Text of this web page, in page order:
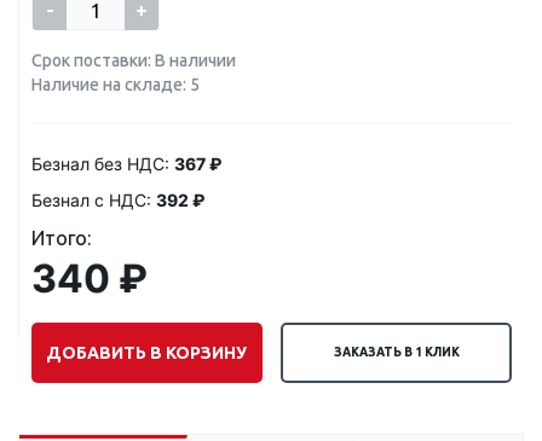
- +
Срок поставки: В наличии
Наличие на складе: 5
Безнал без НДС: 367 ₽
Безнал с НДС: 392 ₽
Итого:
340 ₽
ДОБАВИТЬ В КОРЗИНУ ЗАКАЗАТЬ В 1 КЛИК